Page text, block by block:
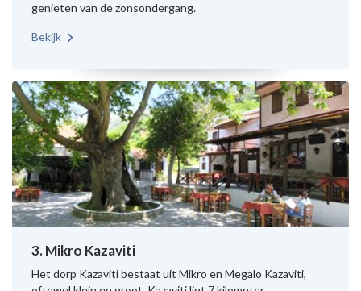
genieten van de zonsondergang.
Bekijk
3. Mikro Kazaviti
Het dorp Kazaviti bestaat uit Mikro en Megalo Kazaviti,